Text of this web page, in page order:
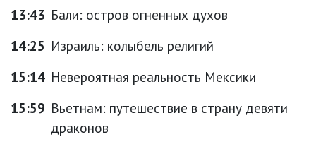
13:43 Бали: остров огненных духов
14:25 Израиль: колыбель религий
15:14 Невероятная реальность Мексики
15:59 Вьетнам: путешествие в страну девяти
драконов